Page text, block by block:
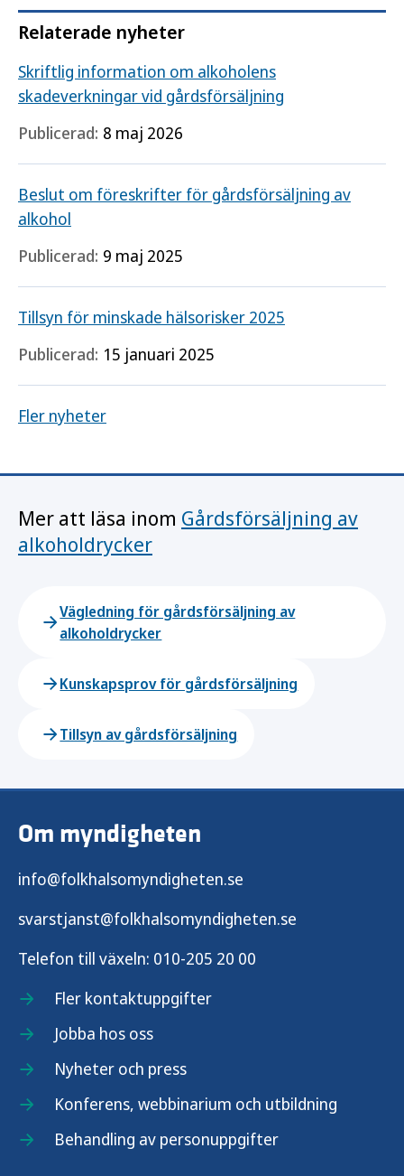
Relaterade nyheter
Skriftlig information om alkoholens
skadeverkningar vid gårdsförsäljning
Publicerad: 8 maj 2026
Beslut om föreskrifter för gårdsförsäljning av
alkohol
Publicerad: 9 maj 2025
Tillsyn för minskade hälsorisker 2025
Publicerad: 15 januari 2025
Fler nyheter
Mer att läsa inom Gårdsförsäljning av
alkoholdrycker
Vägledning för gårdsförsäljning av
alkoholdrycker
Kunskapsprov för gårdsförsäljning
Tillsyn av gårdsförsäljning
Om myndigheten
info@folkhalsomyndigheten.se
svarstjanst@folkhalsomyndigheten.se
Telefon till växeln: 010-205 20 00
Fler kontaktuppgifter
Jobba hos oss
Nyheter och press
Konferens, webbinarium och utbildning
Behandling av personuppgifter